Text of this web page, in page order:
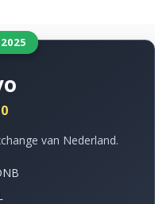
van Nederland.